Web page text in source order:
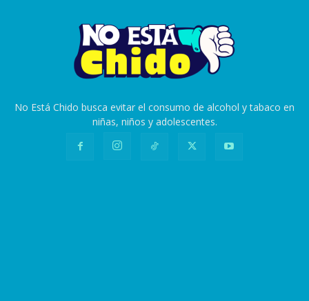
No Está Chido busca evitar el consumo de alcohol y tabaco en
niñas, niños y adolescentes.